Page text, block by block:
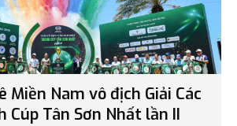
Miền Nam vô địch Giải Các
Cúp Tân Sơn Nhất lần II